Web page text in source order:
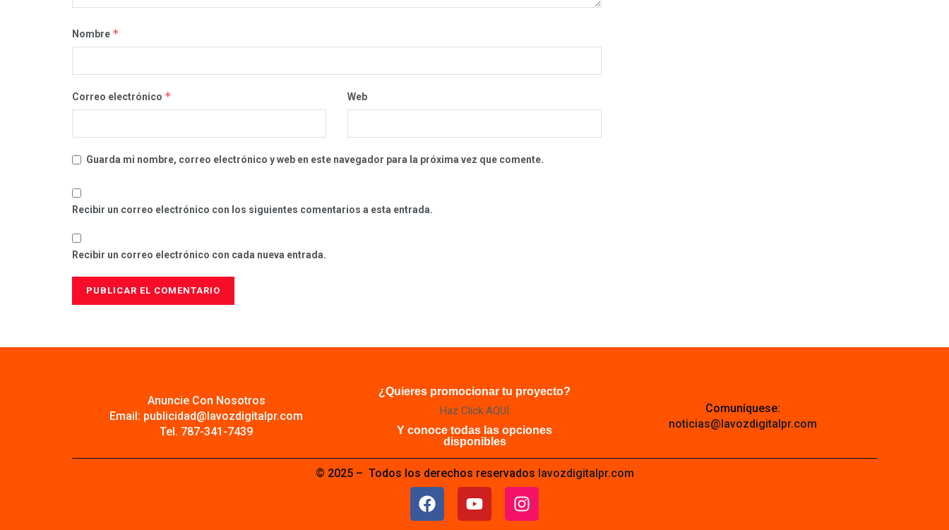
Nombre *
Correo electrónico * Web
Guarda mi nombre, correo electrónico y web en este navegador para la próxima vez que comente.
Recibir un correo electrónico con los siguientes comentarios a esta entrada.
Recibir un correo electrónico con cada nueva entrada.
Anuncie Con Nosotros
Email: publicidad@lavozdigitalpr.com
Tel. 787-341-7439
¿Quieres promocionar tu proyecto?
Haz Click AQUÍ
Y conoce todas las opciones
disponibles
Comuníquese:
noticias@lavozdigitalpr.com
© 2025 – Todos los derechos reservados lavozdigitalpr.com